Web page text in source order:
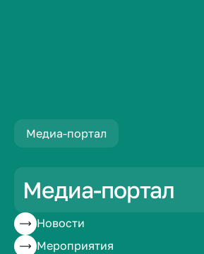
Медиа-портал
Медиа-портал
Новости
Мероприятия
Периодические издания
проблемы
и